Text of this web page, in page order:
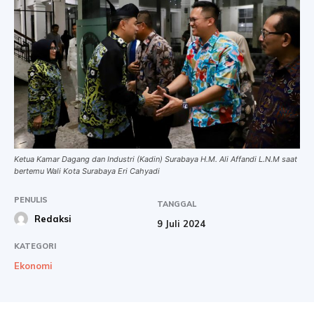
Ketua Kamar Dagang dan Industri (Kadin) Surabaya H.M. Ali Affandi L.N.M saat
bertemu Wali Kota Surabaya Eri Cahyadi
PENULIS
Redaksi
TANGGAL
9 Juli 2024
KATEGORI
Ekonomi